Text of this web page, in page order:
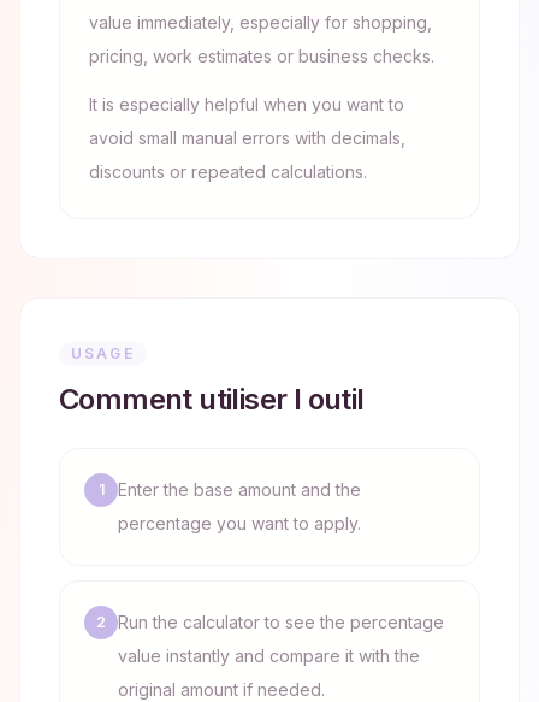
value immediately, especially for shopping,
pricing, work estimates or business checks.
It is especially helpful when you want to
avoid small manual errors with decimals,
discounts or repeated calculations.
USAGE
Comment utiliser l outil
1
Enter the base amount and the
percentage you want to apply.
2
Run the calculator to see the percentage
value instantly and compare it with the
original amount if needed.